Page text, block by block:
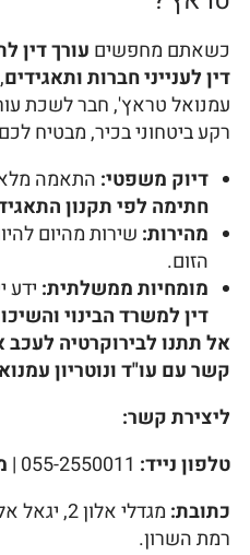
כשאתם מחפשים עורך דין
דין לענייני חברות ותאגידים
רקע ביטחוני בכיר, מבטיח
דיוק משפטי: התאמה
חתימה לפי תקנון
מהירות: שירות מהיום
הזום.
מומחיות ממשלתית: ידע
דין למשרד הבינוי
אל תתנו לבירוקרטיה
קשר עם עו"ד ונוטריון
ליצירת קשר:
טלפון נייד:
כתובת:
רמת השרון.